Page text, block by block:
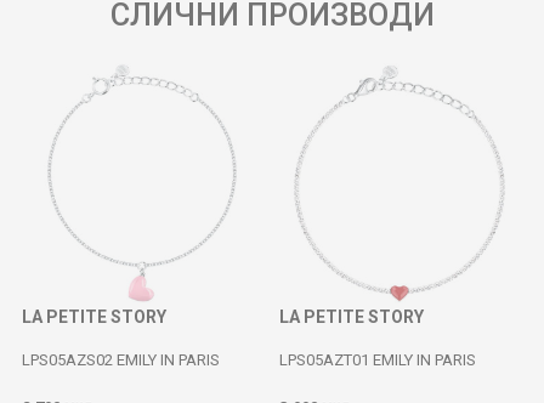
СЛИЧНИ ПРОИЗВОДИ
LA PETITE STORY
LPS05AZS02 EMILY IN PARIS
LA PETITE STORY
LPS05AZT01 EMILY IN PARIS